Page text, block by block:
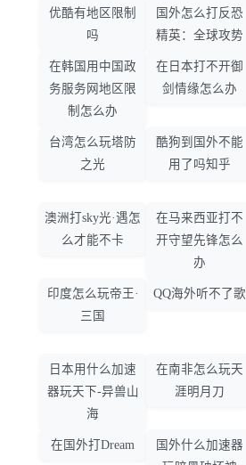
优酷有地区限制
吗
国外怎么打反恐
精英：全球攻势
在韩国用中国政
务服务网地区限
制怎么办
在日本打不开御
剑情缘怎么办
台湾怎么玩塔防
之光
酷狗到国外不能
用了吗知乎
澳洲打sky光·遇怎
么才能不卡
在马来西亚打不
开守望先锋怎么
办
印度怎么玩帝王·
三国
QQ海外听不了歌
日本用什么加速
器玩天下-异兽山
海
在南非怎么玩天
涯明月刀
在国外打Dream
国外什么加速器